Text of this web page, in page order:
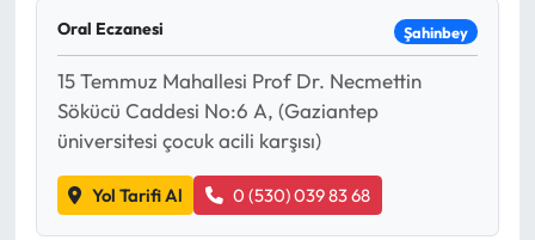
Oral Eczanesi Şahinbey
15 Temmuz Mahallesi Prof Dr. Necmettin
Sökücü Caddesi No:6 A, (Gaziantep
üniversitesi çocuk acili karşısı)
Yol Tarifi Al 0 (530) 039 83 68
Eğitim
Ekonomi